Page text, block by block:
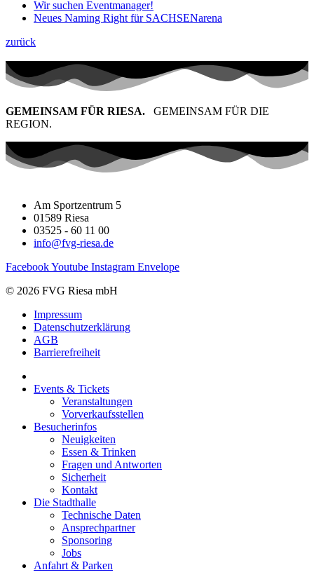
Wir suchen Eventmanager!
Neues Naming Right für SACHSENarena
zurück
GEMEINSAM FÜR RIESA. GEMEINSAM FÜR DIE
REGION.
Am Sportzentrum 5
01589 Riesa
03525 - 60 11 00
info@fvg-riesa.de
FacebookYoutube Instagram Envelope
© 2026 FVG Riesa mbH
Impressum
Datenschutzerklärung
AGB
Barrierefreiheit
Events & Tickets
Veranstaltungen
Vorverkaufsstellen
Besucherinfos
Neuigkeiten
Essen & Trinken
Fragen und Antworten
Sicherheit
Kontakt
Die Stadthalle
Technische Daten
Ansprechpartner
Sponsoring
Jobs
Anfahrt & Parken